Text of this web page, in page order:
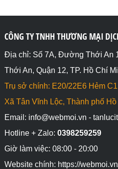
  </tr>
    <td>Trần Thị Vân</td>
  </tr>
</html>
CÔNG TY TNHH THƯƠNG MẠI
Địa chỉ: Số 7A, Đường Thới An
Thới An, Quận 12, TP. Hồ Chí
Trụ sở chính: E20/22E6 Hẻm
Xã Tân Vĩnh Lộc, Thành phố
Email: info@webmoi.vn -
Hotline + Zalo: 0398259259
Giờ làm việc: 08:00 - 20:00
Website chính: https://